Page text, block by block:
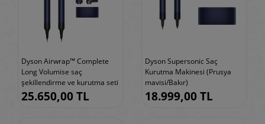
Dyson Airwrap™ Complete
Long Volumise saç
şekillendirme ve kurutma seti
25.650,00 TL
Dyson Supersonic Saç
Kurutma Makinesi (Prusya
mavisi/Bakır)
18.999,00 TL